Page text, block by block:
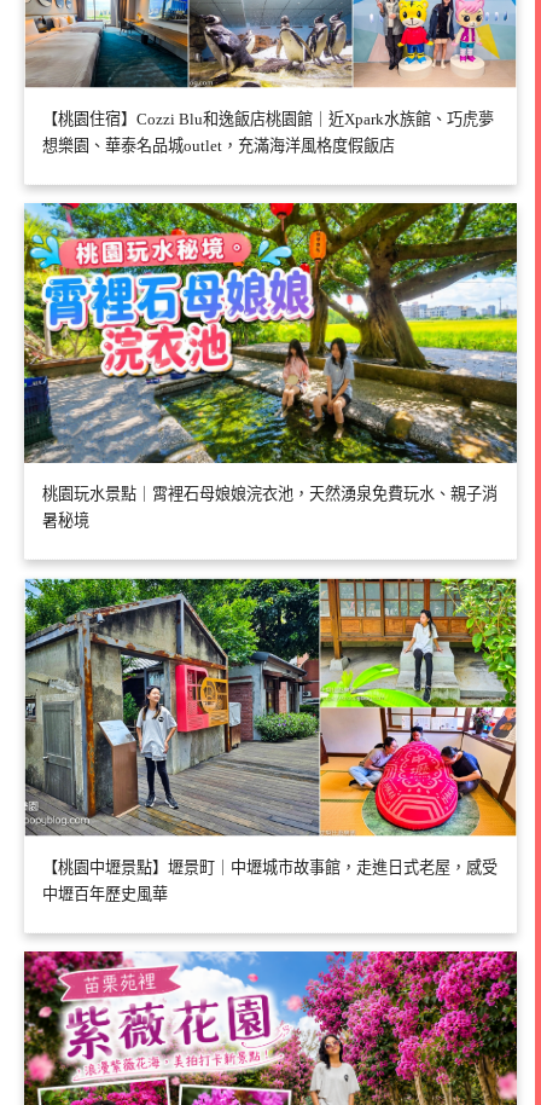
【桃園住宿】Cozzi Blu和逸飯店桃園館｜近Xpark水族館、巧虎夢
想樂園、華泰名品城outlet，充滿海洋風格度假飯店
桃園玩水景點｜霄裡石母娘娘浣衣池，天然湧泉免費玩水、親子消
暑秘境
【桃園中壢景點】壢景町｜中壢城市故事館，走進日式老屋，感受
中壢百年歷史風華